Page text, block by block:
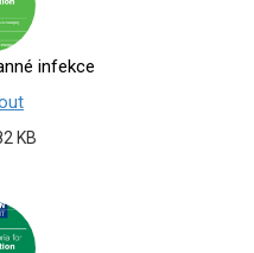
infekce
KB